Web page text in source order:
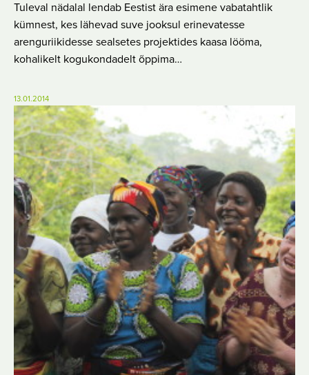
Tuleval nädalal lendab Eestist ära esimene vabatahtlik
kümnest, kes lähevad suve jooksul erinevatesse
arenguriikidesse sealsetes projektides kaasa lööma,
kohalikelt kogukondadelt õppima…
13.01.2014